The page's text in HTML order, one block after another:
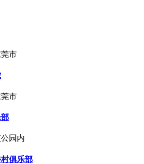
市
市
园内
俱乐部